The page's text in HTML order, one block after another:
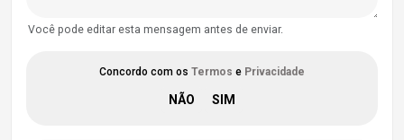
Você pode editar esta mensagem antes de enviar.
Concordo com os Termos e Privacidade